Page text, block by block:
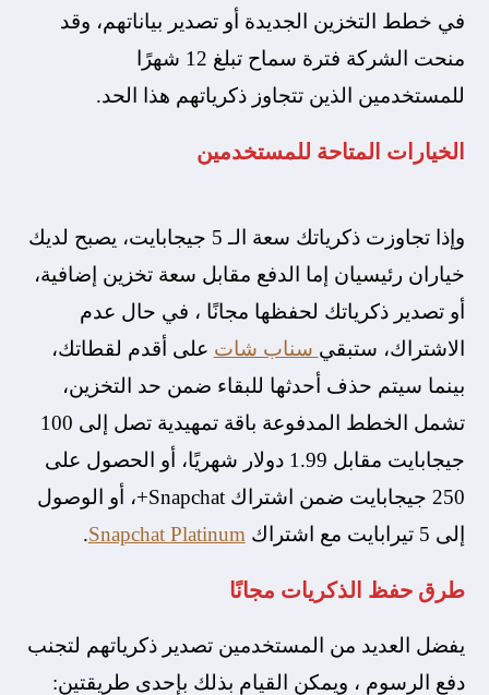
في خطط التخزين الجديدة أو تصدير بياناتهم، وقد
منحت الشركة فترة سماح تبلغ 12 شهرًا
للمستخدمين الذين تتجاوز ذكرياتهم هذا الحد.
​الخيارات المتاحة للمستخدمين
​وإذا تجاوزت ذكرياتك سعة الـ 5 جيجابايت، يصبح لديك
خياران رئيسيان إما الدفع مقابل سعة تخزين إضافية،
أو تصدير ذكرياتك لحفظها مجانًا ، في حال عدم
الاشتراك، ستبقي سناب شات على أقدم لقطاتك،
بينما سيتم حذف أحدثها للبقاء ضمن حد التخزين،
تشمل الخطط المدفوعة باقة تمهيدية تصل إلى 100
جيجابايت مقابل 1.99 دولار شهريًا، أو الحصول على
250 جيجابايت ضمن اشتراك Snapchat+، أو الوصول
إلى 5 تيرابايت مع اشتراك
Snapchat Platinum
.
​طرق حفظ الذكريات مجانًا
​يفضل العديد من المستخدمين تصدير ذكرياتهم لتجنب
دفع الرسوم ، ويمكن القيام بذلك بإحدى طريقتين: